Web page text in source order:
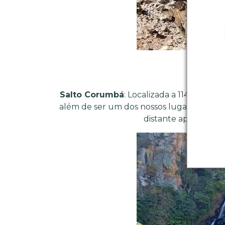
Salto Corumbá: Localizada a 114 km de
além de ser um dos nossos lugares
distante apenas 32